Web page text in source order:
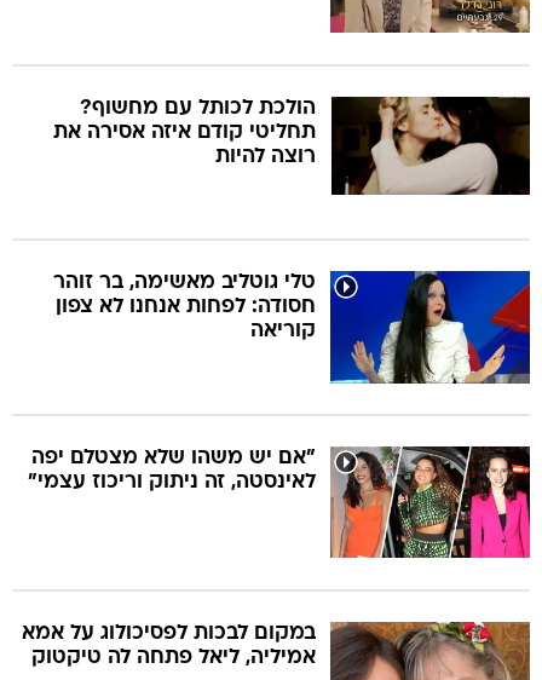
הולכת לכותל עם מחשוף?
תחליטי קודם איזה אסירה את
רוצה להיות
טלי גוטליב מאשימה, בר זוהר
חסודה: לפחות אנחנו לא צפון
קוריאה
"אם יש משהו שלא מצטלם יפה
לאינסטה, זה ניתוק וריכוז עצמי"
במקום לבכות לפסיכולוג על אמא
אמיליה, ליאל פתחה לה טיקטוק